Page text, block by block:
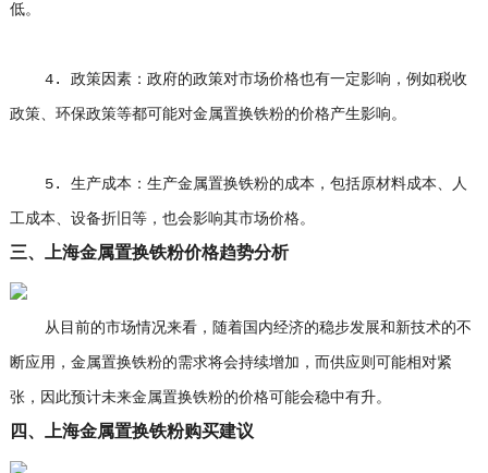
低。
4. 政策因素：政府的政策对市场价格也有一定影响，例如税收
政策、环保政策等都可能对金属置换铁粉的价格产生影响。
5. 生产成本：生产金属置换铁粉的成本，包括原材料成本、人
工成本、设备折旧等，也会影响其市场价格。
三、上海金属置换铁粉价格趋势分析
从目前的市场情况来看，随着国内经济的稳步发展和新技术的不
断应用，金属置换铁粉的需求将会持续增加，而供应则可能相对紧
张，因此预计未来金属置换铁粉的价格可能会稳中有升。
四、上海金属置换铁粉购买建议